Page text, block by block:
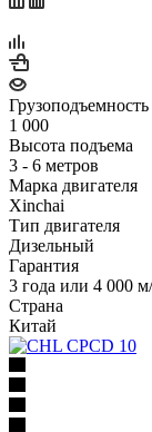
1 000
Высота подъема
3 - 6 метров
Марка двигателя
Xinchai
Тип двигателя
Дизельный
Гарантия
3 года или 4 000
Страна
Китай